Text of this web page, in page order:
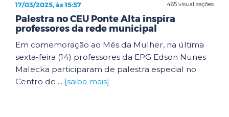
465 visualizações
17/03/2025, às 15:57
Palestra no CEU Ponte Alta inspira
professores da rede municipal
Em comemoração ao Mês da Mulher, na última
sexta-feira (14) professores da EPG Edson Nunes
Malecka participaram de palestra especial no
Centro de ... [saiba mais]